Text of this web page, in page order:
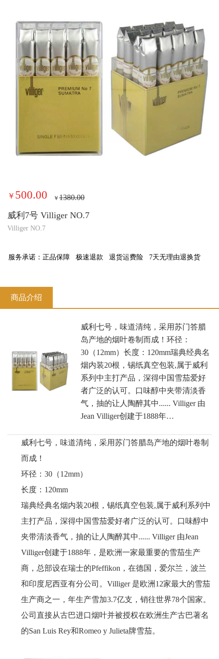
￥ 500.00 ￥1380.00
威利7号 Villiger NO.7
Villiger NO.7
服务承诺： 正品保障 极速退款 退货运费险 7天无理由退换货
商品介绍
威利七号，味道清纯，采用苏门答腊
岛产地的烟叶卷制而成！环径：
30（12mm）长度：120mm瑞典经典名
烟内装20根，锡纸真空包装,属于威利
系列中主打产品，深得中国雪茄爱好
者广泛的认可。口味醇中夹带清淡香
气，抽的让人陶醉其中...... Villiger 由
Jean Villiger创建于1888年…
威利七号，味道清纯，采用苏门答腊岛产地的烟叶卷制
而成！
环径：30（12mm）
长度：120mm
瑞典经典名烟内装20根，锡纸真空包装,属于威利系列中
主打产品，深得中国雪茄爱好者广泛的认可。口味醇中
夹带清淡香气，抽的让人陶醉其中...... Villiger 由Jean
Villiger创建于1888年，是欧洲一家最重要的雪茄生产
商，总部设在瑞士的Pfeffikon，在德国，爱尔兰，波兰
和印度尼西亚有分公司。Villiger 是欧洲12家最大的雪茄
生产商之一，年生产雪加3.7亿支，销往世界78个国家。
公司直接从古巴进口烟叶并被授权在欧洲生产古巴著名
的San Luis Rey和Romeo y Julieta牌雪茄。